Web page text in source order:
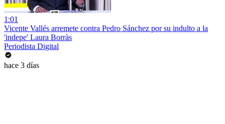
1:01
Vicente Vallés arremete contra Pedro Sánchez por su indulto a la
'indepe' Laura Borràs
Periodista Digital
hace 3 días